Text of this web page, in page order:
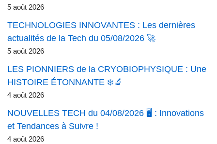
5 août 2026
TECHNOLOGIES INNOVANTES : Les dernières
actualités de la Tech du 05/08/2026 🚀
5 août 2026
LES PIONNIERS de la CRYOBIOPHYSIQUE : Une
HISTOIRE ÉTONNANTE ❄️🔬
4 août 2026
NOUVELLES TECH du 04/08/2026 🖥️ : Innovations
et Tendances à Suivre !
4 août 2026